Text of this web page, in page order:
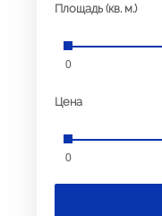
Площадь (кв. м.)
0
Цена
0